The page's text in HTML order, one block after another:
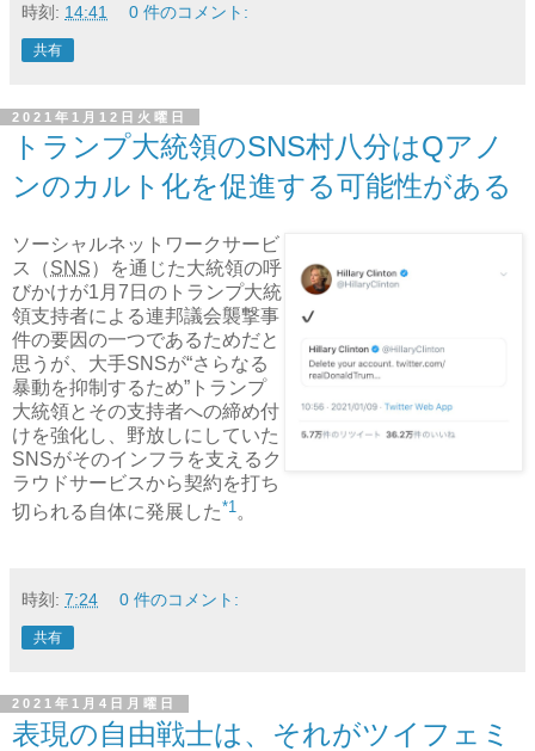
時刻: 14:41 0 件のコメント:
共有
2021年1月12日火曜日
トランプ大統領のSNS村八分はQアノ
ンのカルト化を促進する可能性がある
ソーシャルネットワークサービ
ス（SNS）を通じた大統領の呼
びかけが1月7日のトランプ大統
領支持者による連邦議会襲撃事
件の要因の一つであるためだと
思うが、大手SNSが“さらなる
暴動を抑制するため”トランプ
大統領とその支持者への締め付
けを強化し、野放しにしていた
SNSがそのインフラを支えるク
ラウドサービスから契約を打ち
切られる自体に発展した*1 。
時刻: 7:24 0 件のコメント:
共有
2021年1月4日月曜日
表現の自由戦士は、それがツイフェミ